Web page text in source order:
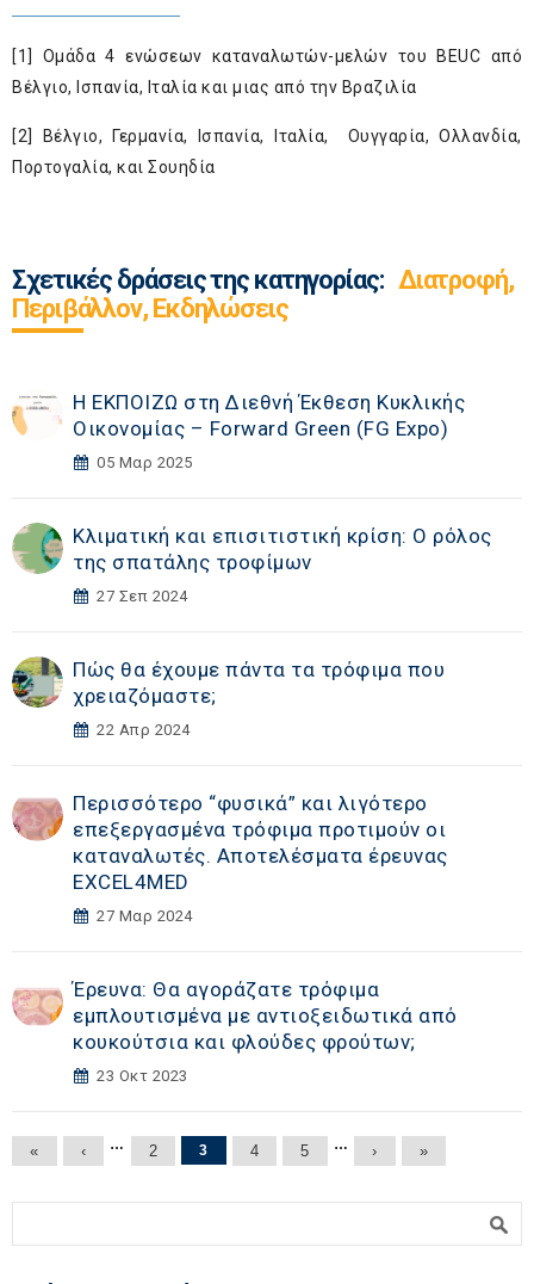
[1]
Ομάδα 4 ενώσεων καταναλωτών-μελών του BEUC από
Βέλγιο, Ισπανία, Ιταλία και μιας από την Βραζιλία
[2]
Βέλγιο, Γερμανία, Ισπανία, Ιταλία, Ουγγαρία, Ολλανδία,
Πορτογαλία, και Σουηδία
Σχετικές δράσεις της κατηγορίας: Διατροφή,
Περιβάλλον, Εκδηλώσεις
Η ΕΚΠΟΙΖΩ στη Διεθνή Έκθεση Κυκλικής
Οικονομίας – Forward Green (FG Expo)
05 Μαρ 2025
Κλιματική και επισιτιστική κρίση: Ο ρόλος
της σπατάλης τροφίμων
27 Σεπ 2024
Πώς θα έχουμε πάντα τα τρόφιμα που
χρειαζόμαστε;
22 Απρ 2024
Περισσότερο “φυσικά” και λιγότερο
επεξεργασμένα τρόφιμα προτιμούν οι
καταναλωτές. Αποτελέσματα έρευνας
EXCEL4MED
27 Μαρ 2024
Έρευνα: Θα αγοράζατε τρόφιμα
εμπλουτισμένα με αντιοξειδωτικά από
κουκούτσια και φλούδες φρούτων;
23 Οκτ 2023
Σελίδες
« ‹ … 2 3 4 5 … › »